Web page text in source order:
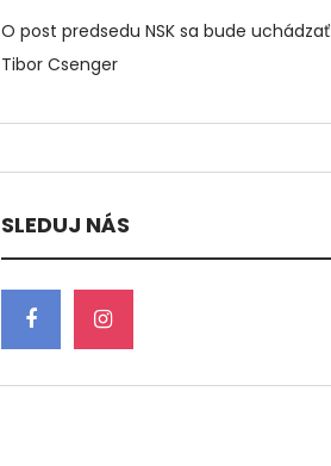
O post predsedu NSK sa bude uchádzať
Tibor Csenger
SLEDUJ NÁS